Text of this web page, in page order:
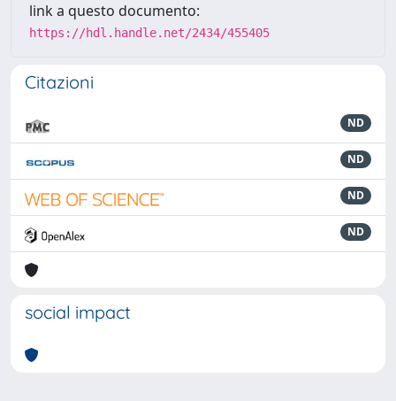
link a questo documento:
https://hdl.handle.net/2434/455405
Citazioni
ND
ND
ND
ND
social impact